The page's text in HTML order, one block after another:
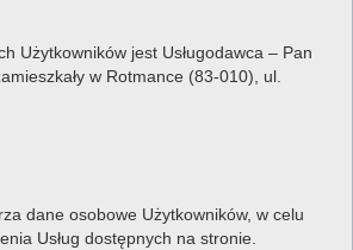
Użytkowników jest Usługodawca – Pan
w Rotmance (83-010), ul.
dane osobowe Użytkowników, w celu
Usług dostępnych na stronie.